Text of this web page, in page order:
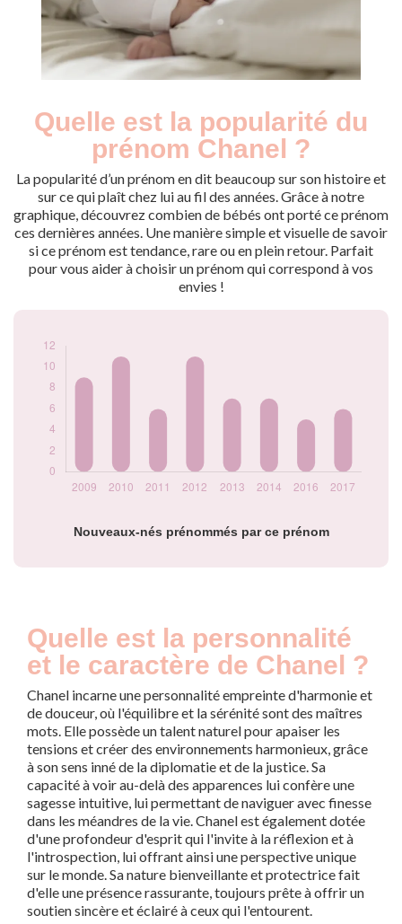
Quelle est la popularité du
prénom Chanel ?
La popularité d’un prénom en dit beaucoup sur son histoire et
sur ce qui plaît chez lui au fil des années. Grâce à notre
graphique, découvrez combien de bébés ont porté ce prénom
ces dernières années. Une manière simple et visuelle de savoir
si ce prénom est tendance, rare ou en plein retour. Parfait
pour vous aider à choisir un prénom qui correspond à vos
envies !
Nouveaux-nés prénommés par ce prénom
prénom Chanel par
année
Année
Nouveaux-
nés
2010
11
2011
6
2012
11
2013
7
2014
7
2016
5
Quelle est la personnalité
et le caractère de Chanel ?
Chanel incarne une personnalité empreinte d'harmonie et
de douceur, où l'équilibre et la sérénité sont des maîtres
mots. Elle possède un talent naturel pour apaiser les
tensions et créer des environnements harmonieux, grâce
à son sens inné de la diplomatie et de la justice. Sa
capacité à voir au-delà des apparences lui confère une
sagesse intuitive, lui permettant de naviguer avec finesse
dans les méandres de la vie. Chanel est également dotée
d'une profondeur d'esprit qui l'invite à la réflexion et à
l'introspection, lui offrant ainsi une perspective unique
sur le monde. Sa nature bienveillante et protectrice fait
d'elle une présence rassurante, toujours prête à offrir un
soutien sincère et éclairé à ceux qui l'entourent.